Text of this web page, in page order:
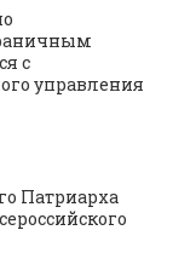
с
управления
Патриарха